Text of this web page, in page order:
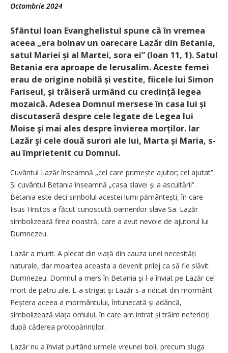
Octombrie 2024
Sfântul Ioan Evanghelistul spune că în vremea
aceea „era bolnav un oarecare Lazăr din Betania,
satul Mariei și al Martei, sora ei” (Ioan 11, 1). Satul
Betania era aproape de Ierusalim. Aceste femei
erau de origine nobilă și vestite, fiicele lui Simon
Fariseul, și trăiseră urmând cu credință legea
mozaică. Adesea Domnul mersese în casa lui și
discutaseră despre cele legate de Legea lui
Moise şi mai ales despre învierea morților. Iar
Lazăr şi cele două surori ale lui, Marta și Maria, s-
au împrietenit cu Domnul.
Cuvântul Lazăr înseamnă „cel care pri­mește ajutor; cel ajutat”.
Și cuvântul Betania înseamnă „casa slavei și a ascultării”.
Betania este deci simbolul acestei lumi pământești, în care
Iisus Hristos a făcut cunoscută oamenilor slava Sa. Lazăr
simbolizează firea noastră, care a avut nevoie de ajutorul lui
Dumnezeu.
Lazăr a murit. A plecat din viață din cauza unei necesități
naturale, dar moartea aceasta a devenit prilej ca să fie slăvit
Dumnezeu. Domnul a mers în Betania şi l-a înviat pe Lazăr cel
mort de patru zile. L-a strigat şi Lazăr s-a ridicat din mormânt.
Peștera aceea a mormântului, întunecată și adâncă,
simbolizează viața omului, în care am intrat și trăim nefericiți
după căderea proto­părinților.
Lazăr nu a înviat purtând urmele vreunei boli, precum sluga